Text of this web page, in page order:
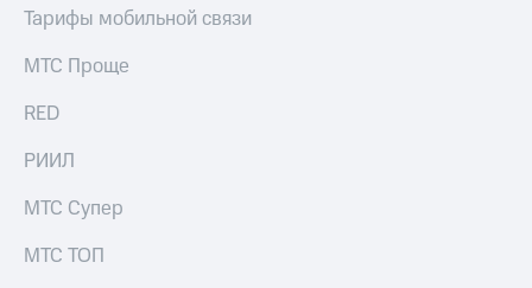
Тарифы мобильной связи
МТС Проще
RED
РИИЛ
МТС Супер
МТС ТОП